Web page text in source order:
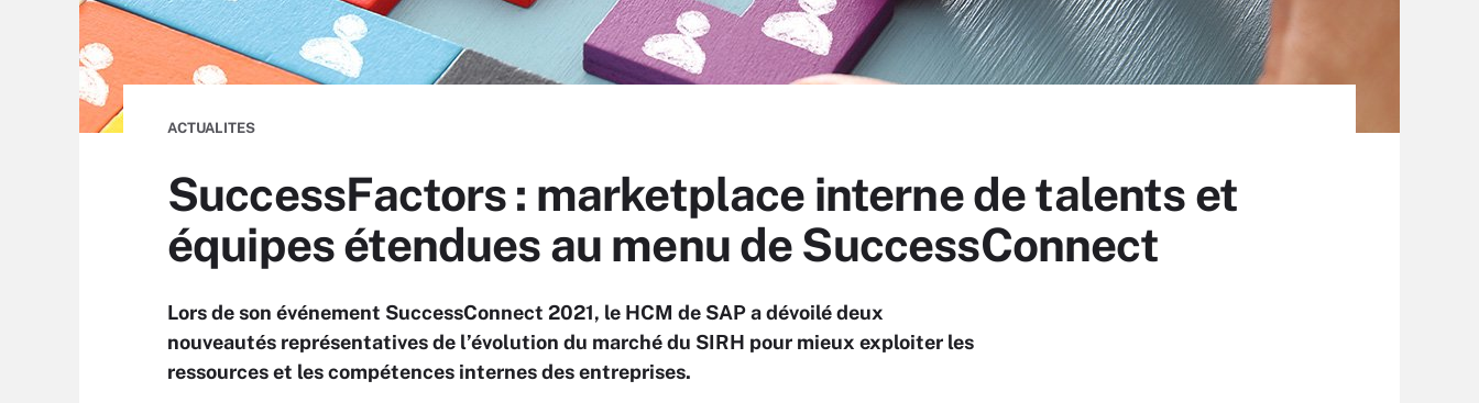
ACTUALITES
SuccessFactors : marketplace interne de talents et
équipes étendues au menu de SuccessConnect
Lors de son événement SuccessConnect 2021, le HCM de SAP a dévoilé deux
nouveautés représentatives de l’évolution du marché du SIRH pour mieux exploiter les
ressources et les compétences internes des entreprises.